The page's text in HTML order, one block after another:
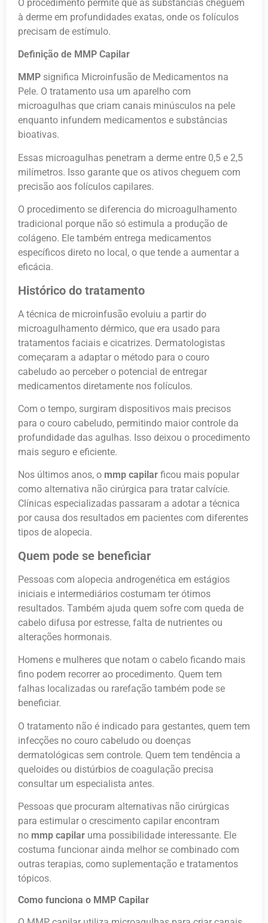
O procedimento permite que as substâncias cheguem
à derme em profundidades exatas, onde os folículos
precisam de estímulo.
Definição de MMP Capilar
MMP significa Microinfusão de Medicamentos na
Pele. O tratamento usa um aparelho com
microagulhas que criam canais minúsculos na pele
enquanto infundem medicamentos e substâncias
bioativas.
Essas microagulhas penetram a derme entre 0,5 e 2,5
milímetros. Isso garante que os ativos cheguem com
precisão aos folículos capilares.
O procedimento se diferencia do microagulhamento
tradicional porque não só estimula a produção de
colágeno. Ele também entrega medicamentos
específicos direto no local, o que tende a aumentar a
eficácia.
Histórico do tratamento
A técnica de microinfusão evoluiu a partir do
microagulhamento dérmico, que era usado para
tratamentos faciais e cicatrizes. Dermatologistas
começaram a adaptar o método para o couro
cabeludo ao perceber o potencial de entregar
medicamentos diretamente nos folículos.
Com o tempo, surgiram dispositivos mais precisos
para o couro cabeludo, permitindo maior controle da
profundidade das agulhas. Isso deixou o procedimento
mais seguro e eficiente.
Nos últimos anos, o mmp capilar ficou mais popular
como alternativa não cirúrgica para tratar calvície.
Clínicas especializadas passaram a adotar a técnica
por causa dos resultados em pacientes com diferentes
tipos de alopecia.
Quem pode se beneficiar
Pessoas com alopecia androgenética em estágios
iniciais e intermediários costumam ter ótimos
resultados. Também ajuda quem sofre com queda de
cabelo difusa por estresse, falta de nutrientes ou
alterações hormonais.
Homens e mulheres que notam o cabelo ficando mais
fino podem recorrer ao procedimento. Quem tem
falhas localizadas ou rarefação também pode se
beneficiar.
O tratamento não é indicado para gestantes, quem tem
infecções no couro cabeludo ou doenças
dermatológicas sem controle. Quem tem tendência a
queloides ou distúrbios de coagulação precisa
consultar um especialista antes.
Pessoas que procuram alternativas não cirúrgicas
para estimular o crescimento capilar encontram
no mmp capilar uma possibilidade interessante. Ele
costuma funcionar ainda melhor se combinado com
outras terapias, como suplementação e tratamentos
tópicos.
Como funciona o MMP Capilar